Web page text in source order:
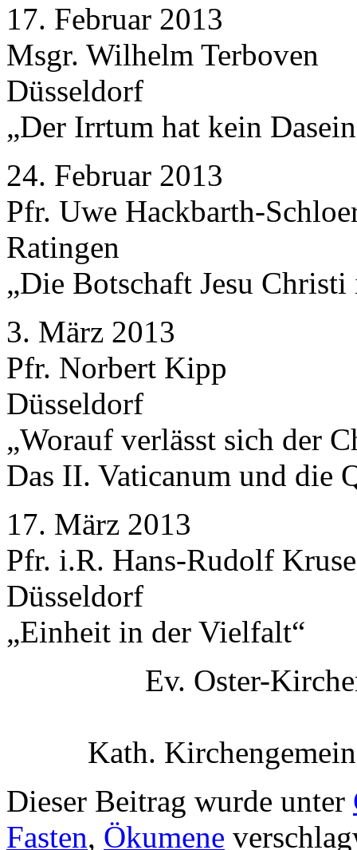
17. Februar 2013
Msgr. Wilhelm Terboven
Düsseldorf
„Der Irrtum hat kein
24. Februar 2013
Pfr. Uwe Hackbarth-
Ratingen
„Die Botschaft Jesu
3. März 2013
Pfr. Norbert Kipp
Düsseldorf
„Worauf verlässt sich der
Das II. Vaticanum und die
17. März 2013
Pfr. i.R. Hans-Rudolf Kruse
Düsseldorf
„Einheit in der Vielfalt“
Ev. Oster-
Kath.
Dieser Beitrag wurde unter
Fasten, Ökumene